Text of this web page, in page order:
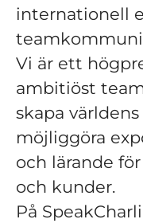
internationell
Vi är ett
ambitiöst
skapa
möjliggöra
och lärande
och kunder.
På